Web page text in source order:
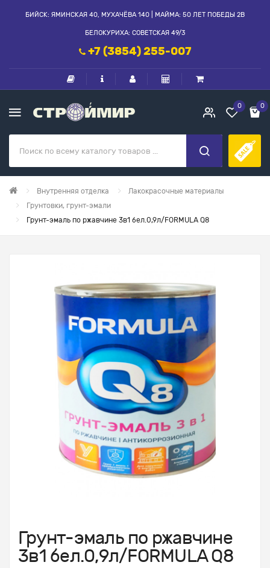
БИЙСК: ЯМИНСКАЯ 40, МУХАЧЁВА 140 | МАЙМА: 50 ЛЕТ ПОБЕДЫ 2В
БЕЛОКУРИХА: СОВЕТСКАЯ 49/3
+7 (3854) 255-007
0 0
Внутренняя отделка
Лакокрасочные материалы
Грунтовки, грунт-эмали
Грунт-эмаль по ржавчине 3в1 бел.0,9л/FORMULA Q8
Грунт-эмаль по ржавчине
3в1 бел.0,9л/FORMULA Q8